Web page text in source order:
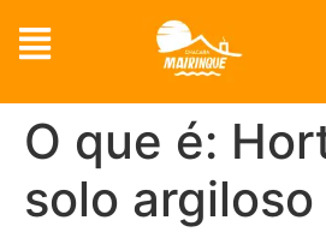
O que é:
solo argiloso